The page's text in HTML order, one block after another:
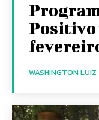
Positivo
WASHINGTON LUIZ